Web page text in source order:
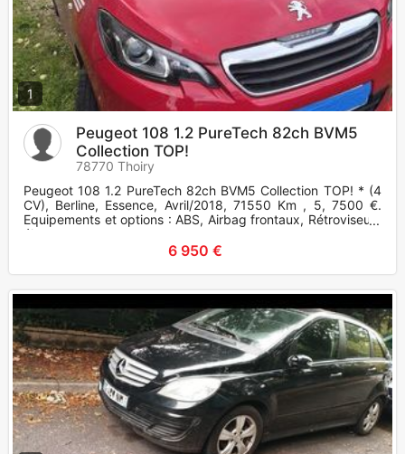
1
Peugeot 108 1.2 PureTech 82ch BVM5
Collection TOP!
78770 Thoiry
Peugeot 108 1.2 PureTech 82ch BVM5 Collection TOP! * (4
CV), Berline, Essence, Avril/2018, 71550 Km , 5, 7500 €.
Equipements et options : ABS, Airbag frontaux, Rétroviseurs
électr
6 950 €